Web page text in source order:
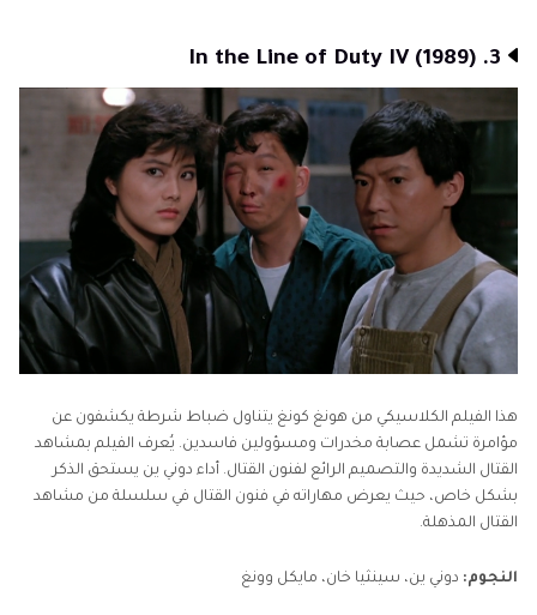
3. In the Line of Duty IV (1989)
هذا الفيلم الكلاسيكي من هونغ كونغ يتناول ضباط شرطة يكشفون عن
مؤامرة تشمل عصابة مخدرات ومسؤولين فاسدين. يُعرف الفيلم بمشاهد
القتال الشديدة والتصميم الرائع لفنون القتال. أداء دوني ين يستحق الذكر
بشكل خاص، حيث يعرض مهاراته في فنون القتال في سلسلة من مشاهد
القتال المذهلة.
النجوم: دوني ين، سينثيا خان، مايكل وونغ